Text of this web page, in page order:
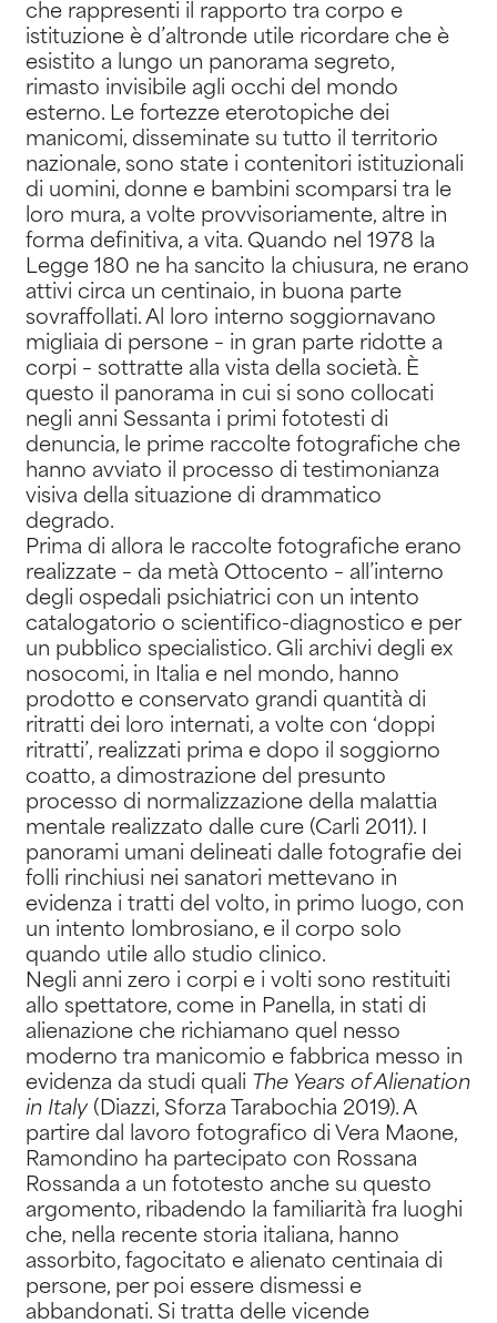
che rappresenti il rapporto tra corpo e
istituzione è d’altronde utile ricordare che è
esistito a lungo un panorama segreto,
rimasto invisibile agli occhi del mondo
esterno. Le fortezze eterotopiche dei
manicomi, disseminate su tutto il territorio
nazionale, sono state i contenitori istituzionali
di uomini, donne e bambini scomparsi tra le
loro mura, a volte provvisoriamente, altre in
forma definitiva, a vita. Quando nel 1978 la
Legge 180 ne ha sancito la chiusura, ne erano
attivi circa un centinaio, in buona parte
sovraffollati. Al loro interno soggiornavano
migliaia di persone – in gran parte ridotte a
corpi – sottratte alla vista della società. È
questo il panorama in cui si sono collocati
negli anni Sessanta i primi fototesti di
denuncia, le prime raccolte fotografiche che
hanno avviato il processo di testimonianza
visiva della situazione di drammatico
degrado.
Prima di allora le raccolte fotografiche erano
realizzate – da metà Ottocento – all’interno
degli ospedali psichiatrici con un intento
catalogatorio o scientifico-diagnostico e per
un pubblico specialistico. Gli archivi degli ex
nosocomi, in Italia e nel mondo, hanno
prodotto e conservato grandi quantità di
ritratti dei loro internati, a volte con ‘doppi
ritratti’, realizzati prima e dopo il soggiorno
coatto, a dimostrazione del presunto
processo di normalizzazione della malattia
mentale realizzato dalle cure (Carli 2011). I
panorami umani delineati dalle fotografie dei
folli rinchiusi nei sanatori mettevano in
evidenza i tratti del volto, in primo luogo, con
un intento lombrosiano, e il corpo solo
quando utile allo studio clinico.
Negli anni zero i corpi e i volti sono restituiti
allo spettatore, come in Panella, in stati di
alienazione che richiamano quel nesso
moderno tra manicomio e fabbrica messo in
evidenza da studi quali The Years of Alienation
in Italy(Diazzi, Sforza Tarabochia 2019). A
partire dal lavoro fotografico di Vera Maone,
Ramondino ha partecipato con Rossana
Rossanda a un fototesto anche su questo
argomento, ribadendo la familiarità fra luoghi
che, nella recente storia italiana, hanno
assorbito, fagocitato e alienato centinaia di
persone, per poi essere dismessi e
abbandonati. Si tratta delle vicende